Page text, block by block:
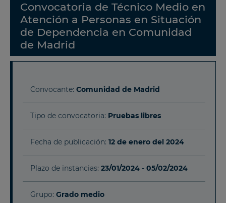
Convocatoria de Técnico Medio en
Atención a Personas en Situación
de Dependencia en Comunidad
de Madrid
Convocante: Comunidad de Madrid
Tipo de convocatoria: Pruebas libres
Fecha de publicación: 12 de enero del 2024
Plazo de instancias: 23/01/2024 - 05/02/2024
Grupo: Grado medio